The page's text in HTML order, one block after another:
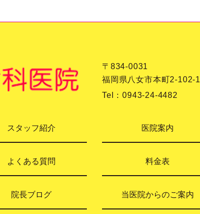
〒834-0031
福岡県八女市本町2-102-1
Tel：0943-24-4482
スタッフ紹介 医院案内
よくある質問 料金表
院長ブログ 当医院からのご案内